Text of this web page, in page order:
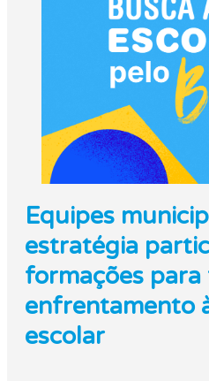
Equipes
estratégia
formações
enfrentamento
escolar